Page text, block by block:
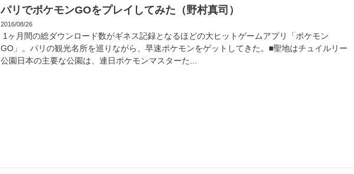
パリでポケモンGOをプレイしてみた（野村真司）
2016/08/26
1ヶ月間の総ダウンロード数がギネス記録となるほどの大ヒットゲームアプリ「ポケモン
GO」。パリの観光名所を巡りながら、早速ポケモンをゲットしてきた。■聖地はチュイルリー
公園日本の主要な公園は、連日ポケモンマスターた...